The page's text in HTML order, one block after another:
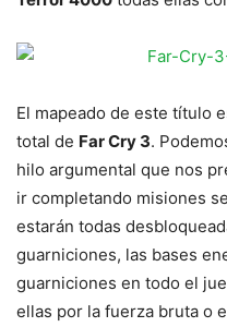
El mapeado de este título
total de Far Cry 3.
hilo argumental que nos
ir completando misiones
estarán todas
guarniciones, las bases
guarniciones en todo el
ellas por la fuerza bruta o